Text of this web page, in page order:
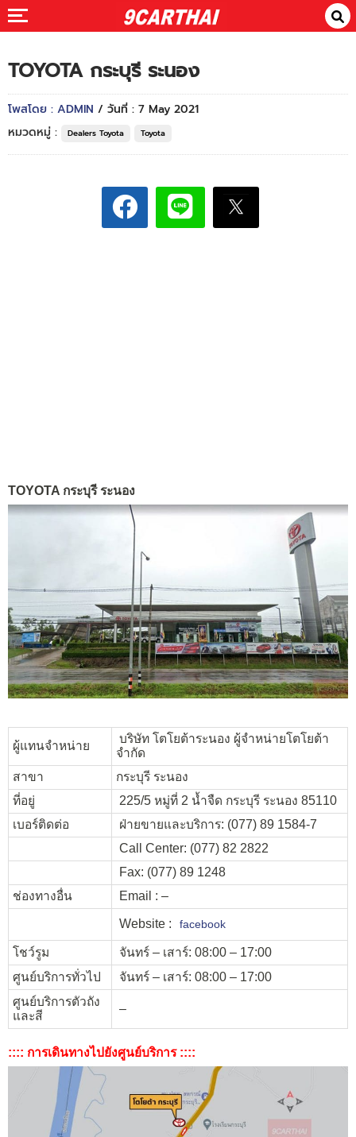
TOYOTA กระบุรี ระนอง
โพสโดย : ADMIN / วันที่ : 7 May 2021
หมวดหมู่ :
Dealers Toyota Toyota
TOYOTA กระบุรี ระนอง
ผู้แทนจำหน่าย
บริษัท โตโยต้าระนอง ผู้จำหน่ายโตโยต้า
จำกัด
สาขา
กระบุรี ระนอง
ที่อยู่
225/5 หมู่ที่ 2 น้ำจืด กระบุรี ระนอง 85110
เบอร์ติดต่อ
ฝ่ายขายและบริการ: (077) 89 1584-7
Call Center: (077) 82 2822
Fax: (077) 89 1248
ช่องทางอื่น
Email : –
Website : facebook
โชว์รูม
จันทร์ – เสาร์: 08:00 – 17:00
ศูนย์บริการทั่วไป
จันทร์ – เสาร์: 08:00 – 17:00
ศูนย์บริการตัวถัง
และสี
–
:::: การเดินทางไปยังศูนย์บริการ ::::